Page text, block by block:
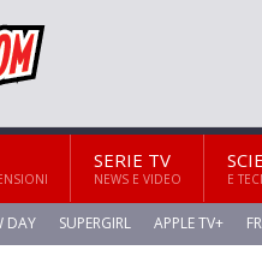
SERIE TV
NEWS E VIDEO E
DAY SUPERGIRL APPLE TV+